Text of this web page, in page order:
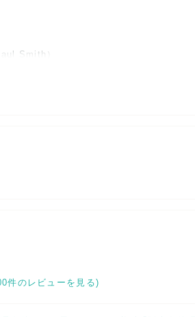
Smith）
状態良好なお品になります。
り、撮影しておりますので、
件のレビューを見る)